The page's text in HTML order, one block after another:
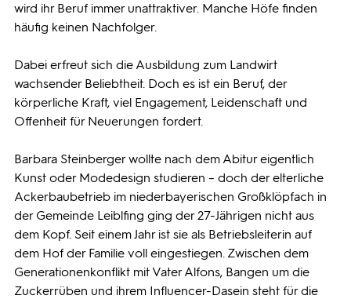
wird ihr Beruf immer unattraktiver. Manche Höfe finden
häufig keinen Nachfolger.
Dabei erfreut sich die Ausbildung zum Landwirt
wachsender Beliebtheit. Doch es ist ein Beruf, der
körperliche Kraft, viel Engagement, Leidenschaft und
Offenheit für Neuerungen fordert.
Barbara Steinberger wollte nach dem Abitur eigentlich
Kunst oder Modedesign studieren – doch der elterliche
Ackerbaubetrieb im niederbayerischen Großklöpfach in
der Gemeinde Leiblfing ging der 27-Jährigen nicht aus
dem Kopf. Seit einem Jahr ist sie als Betriebsleiterin auf
dem Hof der Familie voll eingestiegen. Zwischen dem
Generationenkonflikt mit Vater Alfons, Bangen um die
Zuckerrüben und ihrem Influencer-Dasein steht für die